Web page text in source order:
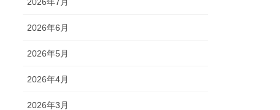
2026年6月
2026年5月
2026年4月
2026年3月